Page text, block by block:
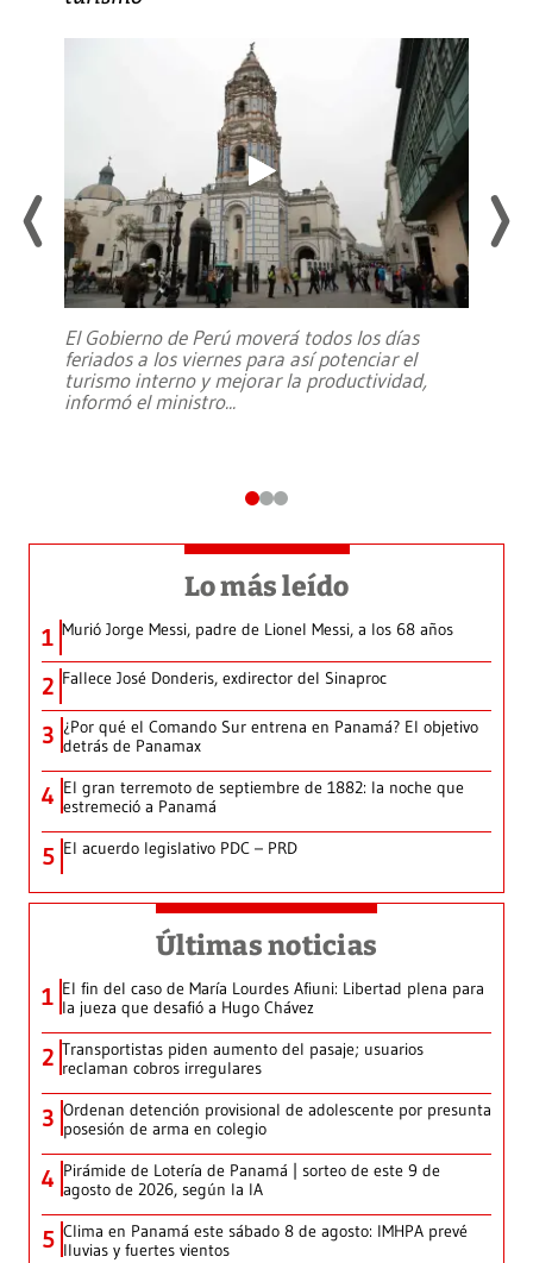
El Gobierno de Perú moverá todos los días
feriados a los viernes para así potenciar el
turismo interno y mejorar la productividad,
informó el ministro...
Lo más leído
1 Murió Jorge Messi, padre de Lionel Messi, a los 68 años
2 Fallece José Donderis, exdirector del Sinaproc
3 ¿Por qué el Comando Sur entrena en Panamá? El objetivo
detrás de Panamax
4 El gran terremoto de septiembre de 1882: la noche que
estremeció a Panamá
5 El acuerdo legislativo PDC – PRD
Últimas noticias
1 El fin del caso de María Lourdes Afiuni: Libertad plena para
la jueza que desafió a Hugo Chávez
2 Transportistas piden aumento del pasaje; usuarios
reclaman cobros irregulares
3 Ordenan detención provisional de adolescente por presunta
posesión de arma en colegio
4 Pirámide de Lotería de Panamá | sorteo de este 9 de
agosto de 2026, según la IA
5 Clima en Panamá este sábado 8 de agosto: IMHPA prevé
lluvias y fuertes vientos